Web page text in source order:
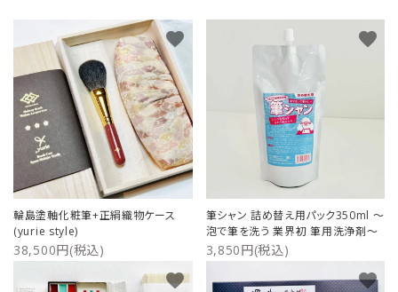
輪島塗軸化粧筆+正絹織物ケース
(yurie style)
38,500円(税込)
favorite
筆シャン 詰め替え用パック350ml ～
泡で筆を洗う 業界初 筆用洗浄剤～
3,850円(税込)
favorite
favorite favorite